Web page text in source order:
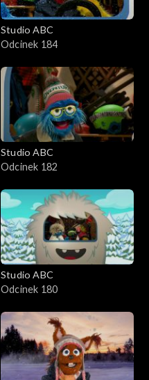
Studio ABC
Odcinek 184
Studio ABC
Odcinek 182
Studio ABC
Odcinek 180